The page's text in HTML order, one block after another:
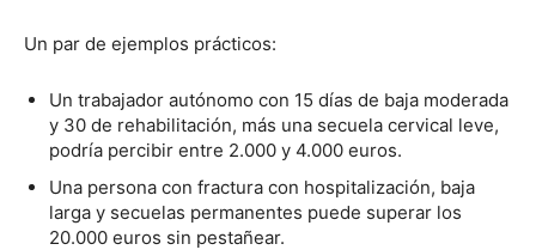
Un par de ejemplos prácticos:
Un trabajador autónomo con 15 días de baja moderada
y 30 de rehabilitación, más una secuela cervical leve,
podría percibir entre 2.000 y 4.000 euros.
Una persona con fractura con hospitalización, baja
larga y secuelas permanentes puede superar los
20.000 euros sin pestañear.